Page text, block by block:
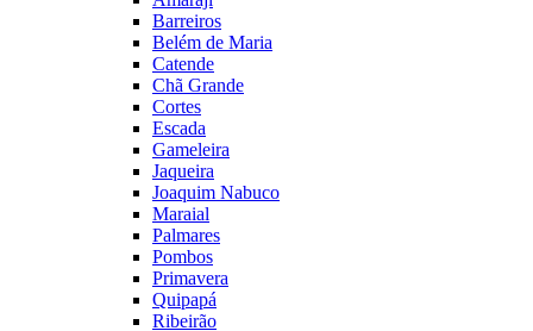
Barreiros
Belém de Maria
Catende
Chã Grande
Cortes
Escada
Gameleira
Jaqueira
Joaquim Nabuco
Maraial
Palmares
Pombos
Primavera
Quipapá
Ribeirão